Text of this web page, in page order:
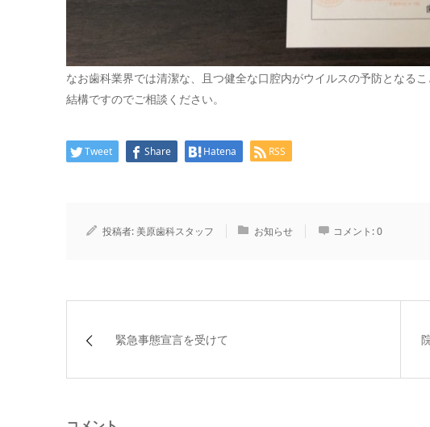
なお歯科業界では清潔な、且つ健全な口腔内がウイルスの予防となる
結構ですのでご相談ください。
Tweet Share Hatena RSS
投稿者:美原歯科スタッフ お知らせ コメント:0
緊急事態宣言を受けて